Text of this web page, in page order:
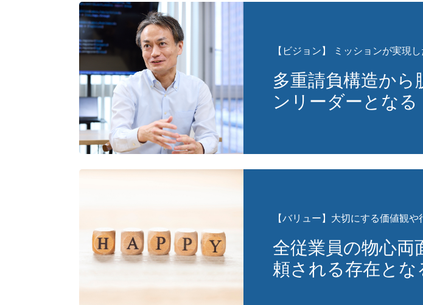
【ビジョン】 ミッションが実現
多重請負構造から
ンリーダーとなる
【バリュー】大切にする価値観
全従業員の物心両
頼される存在とな